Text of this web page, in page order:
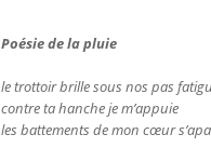
Poésie de la pluie
le trottoir brille sous nos pas
contre ta hanche je m’appuie
les battements de mon cœur